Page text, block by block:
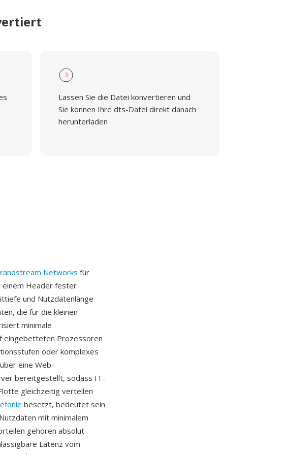
3
Lassen Sie die Datei konvertieren und
Sie können Ihre dts-Datei direkt danach
herunterladen
Networks für
einem Header fester
und Nutzdatenlänge
die für die kleinen
minimale
eingebetteten Prozessoren
oder komplexes
eine Web-
bereitgestellt, sodass IT-
gleichzeitig verteilen
besetzt, bedeutet sein
mit minimalem
gehören absolut
Latenz vom